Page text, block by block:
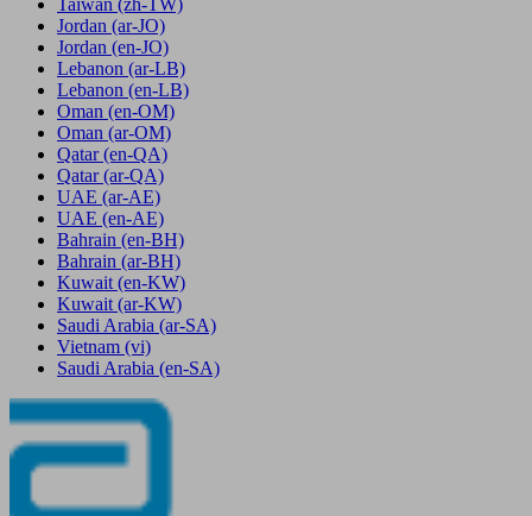
Taiwan (zh-TW)
Jordan (ar-JO)
Jordan (en-JO)
Lebanon (ar-LB)
Lebanon (en-LB)
Oman (en-OM)
Oman (ar-OM)
Qatar (en-QA)
Qatar (ar-QA)
UAE (ar-AE)
UAE (en-AE)
Bahrain (en-BH)
Bahrain (ar-BH)
Kuwait (en-KW)
Kuwait (ar-KW)
Saudi Arabia (ar-SA)
Vietnam (vi)
Saudi Arabia (en-SA)